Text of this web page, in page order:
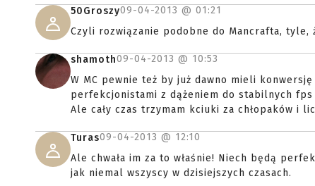
50Groszy09-04-2013 @ 01:21
Czyli rozwiązanie podobne do Mancrafta,
shamoth09-04-2013 @ 10:53
W MC pewnie też by już dawno mieli
perfekcjonistami z dążeniem do stabilnych fps
Ale cały czas trzymam kciuki za chłopaków i
Turas09-04-2013 @ 12:10
Ale chwała im za to właśnie! Niech będą
jak niemal wszyscy w dzisiejszych czasach.